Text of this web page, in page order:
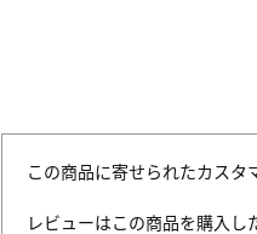
この商品に寄せられたカスタ
レビューはこの商品を購入し